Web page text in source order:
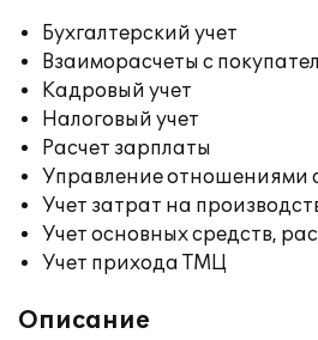
Бухгалтерский учет
Взаиморасчеты с
Кадровый учет
Налоговый учет
Расчет зарплаты
Управление отношениями
Учет затрат на
Учет основных средств,
Учет прихода ТМЦ
Описание